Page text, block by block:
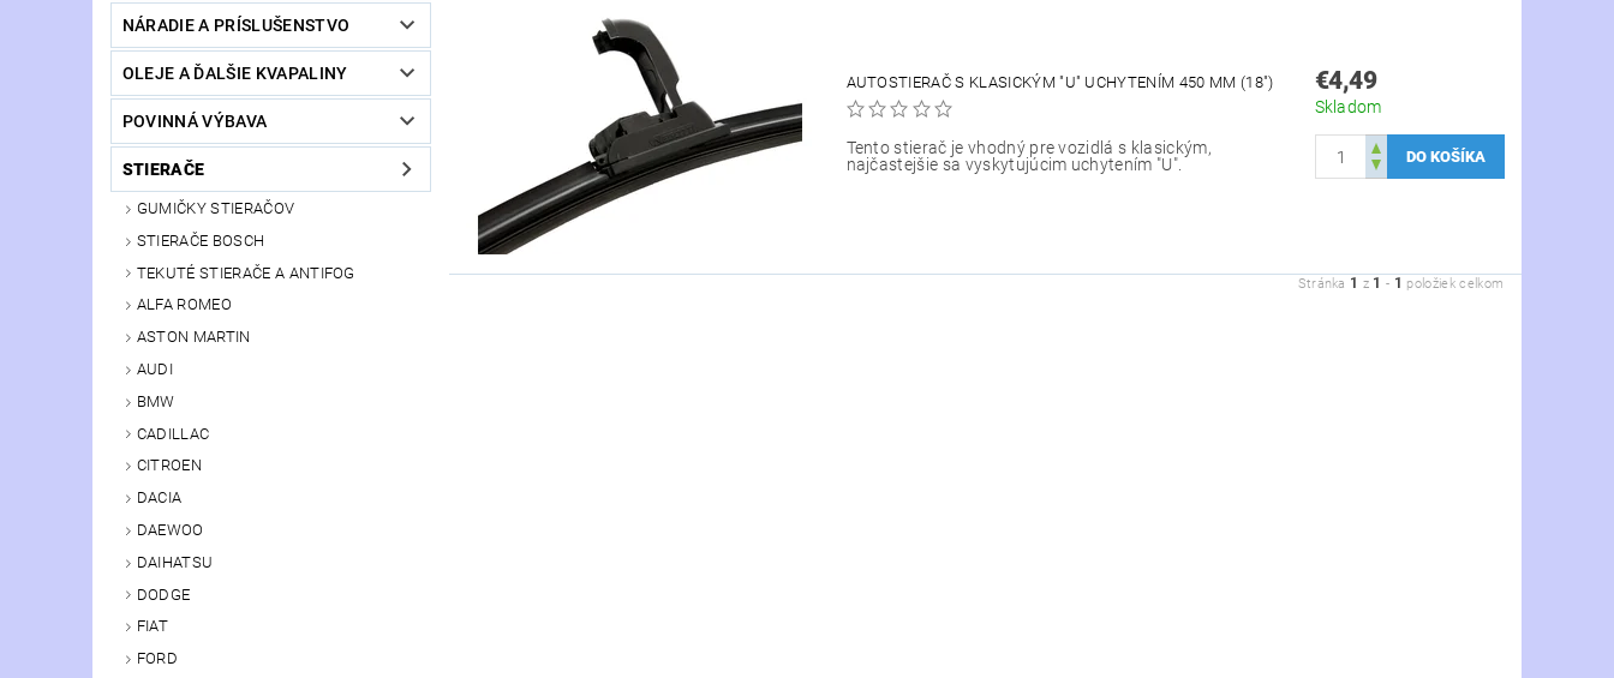
NÁRADIE A PRÍSLUŠENSTVO
OLEJE A ĎALŠIE KVAPALINY
POVINNÁ VÝBAVA
STIERAČE
GUMIČKY STIERAČOV
STIERAČE BOSCH
TEKUTÉ STIERAČE A ANTIFOG
ALFA ROMEO
ASTON MARTIN
AUDI
BMW
CADILLAC
CITROEN
DACIA
DAEWOO
DAIHATSU
DODGE
FIAT
FORD
AUTOSTIERAČ S KLASICKÝM "U" UCHYTENÍM 450 MM (18")
Tento stierač je vhodný pre vozidlá s klasickým,
najčastejšie sa vyskytujúcim uchytením "U".
€4,49
Skladom
Stránka 1 z 1 - 1 položiek celkom